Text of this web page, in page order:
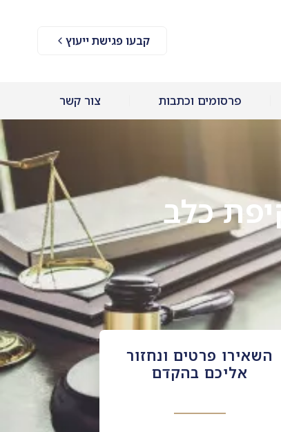
קבעו פגישת ייעוץ
פרסומים וכתבות צור קשר
כלב
השאירו פרטים ונחזור
אליכם בהקדם